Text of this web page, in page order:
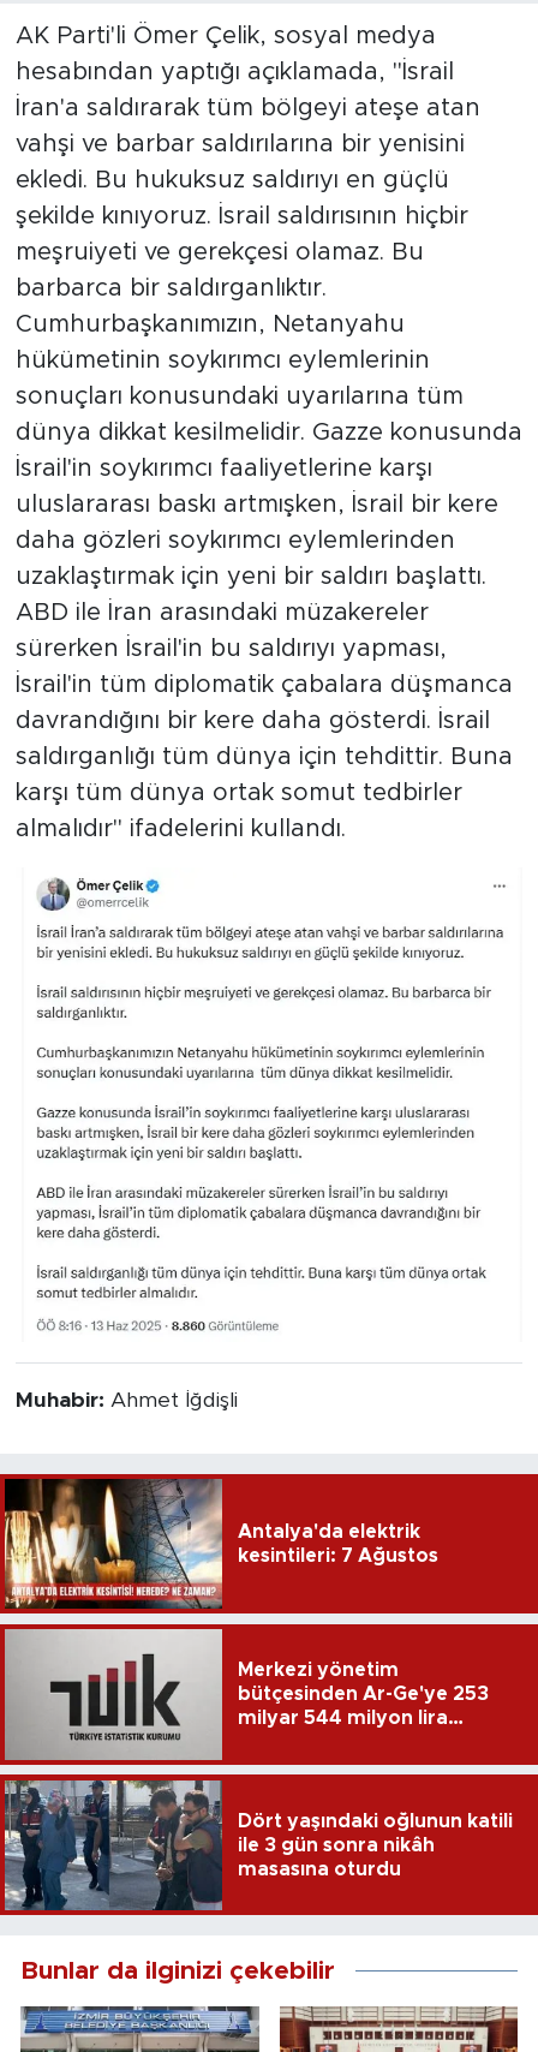
AK Parti'li Ömer Çelik, sosyal medya
hesabından yaptığı açıklamada, "İsrail
İran'a saldırarak tüm bölgeyi ateşe atan
vahşi ve barbar saldırılarına bir yenisini
ekledi. Bu hukuksuz saldırıyı en güçlü
şekilde kınıyoruz. İsrail saldırısının hiçbir
meşruiyeti ve gerekçesi olamaz. Bu
barbarca bir saldırganlıktır.
Cumhurbaşkanımızın, Netanyahu
hükümetinin soykırımcı eylemlerinin
sonuçları konusundaki uyarılarına tüm
dünya dikkat kesilmelidir. Gazze konusunda
İsrail'in soykırımcı faaliyetlerine karşı
uluslararası baskı artmışken, İsrail bir kere
daha gözleri soykırımcı eylemlerinden
uzaklaştırmak için yeni bir saldırı başlattı.
ABD ile İran arasındaki müzakereler
sürerken İsrail'in bu saldırıyı yapması,
İsrail'in tüm diplomatik çabalara düşmanca
davrandığını bir kere daha gösterdi. İsrail
saldırganlığı tüm dünya için tehdittir. Buna
karşı tüm dünya ortak somut tedbirler
almalıdır" ifadelerini kullandı.
Muhabir: Ahmet İğdişli
Antalya'da elektrik
kesintileri: 7 Ağustos
Merkezi yönetim
bütçesinden Ar-Ge'ye 253
milyar 544 milyon lira
Dört yaşındaki oğlunun katili
ile 3 gün sonra nikâh
masasına oturdu
Bunlar da ilginizi çekebilir